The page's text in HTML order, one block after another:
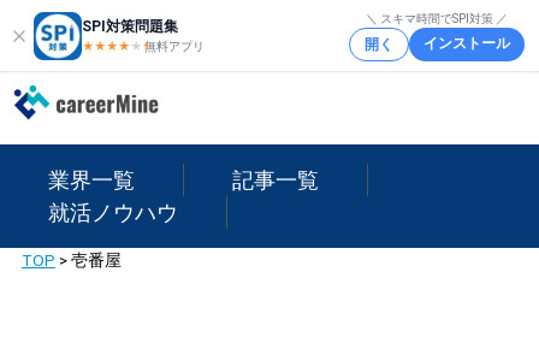
SPI対策問題集
★★★★ ★★
無料アプリ
＼ スキマ時間でSPI対策 ／
開く インストール
業界一覧
記事一覧
就活ノウハウ
TOP >壱番屋